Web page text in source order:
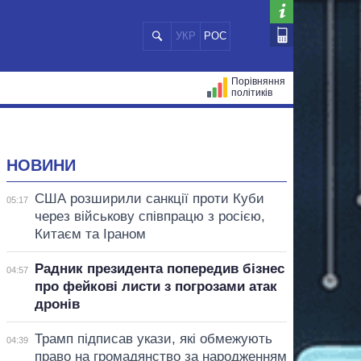
УКР РОС
Порівняння
політиків
НОВИНИ
05:17
США розширили санкції проти Куби
через військову співпрацю з росією,
Китаєм та Іраном
04:57
Радник президента попередив бізнес
про фейкові листи з погрозами атак
дронів
04:39
Трамп підписав укази, які обмежують
право на громадянство за народженням